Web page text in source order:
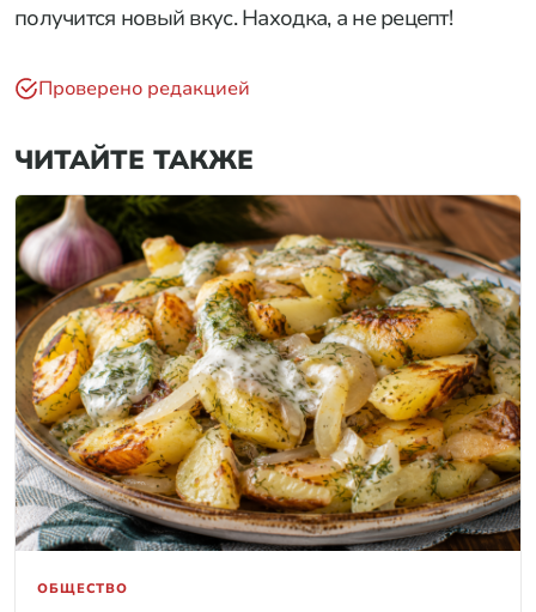
получится новый вкус. Находка, а не рецепт!
Проверено редакцией
ЧИТАЙТЕ ТАКЖЕ
ОБЩЕСТВО